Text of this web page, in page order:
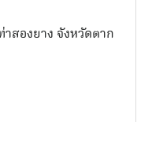
สองยาง จังหวัดตาก